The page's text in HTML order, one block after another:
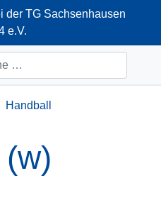
der TG Sachsenhausen
e.V.
+49-69-66374712
Handball